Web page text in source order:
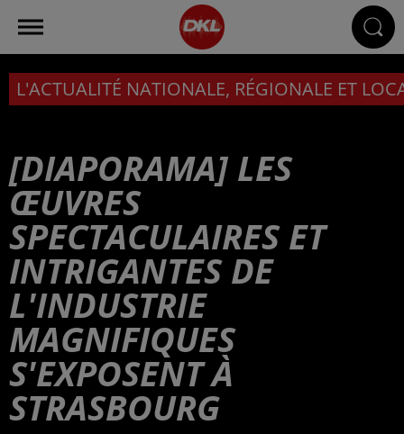
L'ACTUALITÉ NATIONALE, RÉGIONALE ET
[DIAPORAMA] LES
ŒUVRES
SPECTACULAIRES ET
INTRIGANTES DE
L'INDUSTRIE
MAGNIFIQUES
S'EXPOSENT À
STRASBOURG